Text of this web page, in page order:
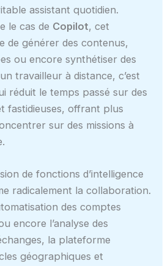
assistant quotidien.
le cas de Copilot, cet
de générer des contenus,
ou encore synthétiser des
travailleur à distance, c’est
réduit le temps passé sur des
fastidieuses, offrant plus
sur des missions à
de fonctions d’intelligence
radicalement la collaboration.
des comptes
encore l’analyse des
la plateforme
géographiques et